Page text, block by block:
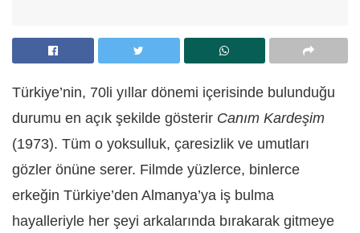
Türkiye’nin, 70li yıllar dönemi içerisinde bulunduğu
durumu en açık şekilde gösterir Canım Kardeşim
(1973). Tüm o yoksulluk, çaresizlik ve umutları
gözler önüne serer. Filmde yüzlerce, binlerce
erkeğin Türkiye’den Almanya’ya iş bulma
hayalleriyle her şeyi arkalarında bırakarak gitmeye